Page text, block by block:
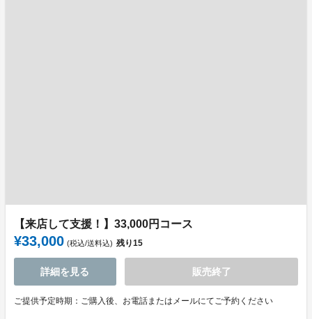
【来店して支援！】33,000円コース
¥33,000 (税込/送料込) 残り15
詳細を見る 販売終了
ご提供予定時期：ご購入後、お電話またはメールにてご予約ください